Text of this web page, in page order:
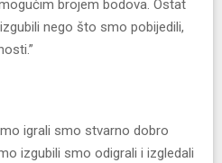
brojem bodova. Ostat
nego što smo pobijedili,
igrali smo stvarno dobro
izgubili smo odigrali i izgledali